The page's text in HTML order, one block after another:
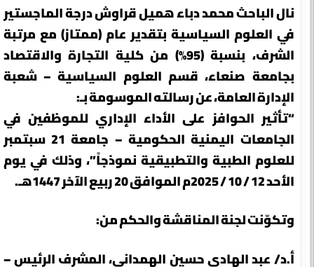
نال الباحث محمد دباء هميل قراوش درجة الماجستير
في العلوم السياسية بتقدير عام (ممتاز) مع مرتبة
الشرف، بنسبة (95%) من كلية التجارة والاقتصاد
بجامعة صنعاء، قسم العلوم السياسية – شعبة
الإدارة العامة، عن رسالته الموسومة بـ:
“تأثير الحوافز على الأداء الإداري للموظفين في
الجامعات اليمنية الحكومية – جامعة 21 سبتمبر
للعلوم الطبية والتطبيقية نموذجاً”، وذلك في يوم
الأحد 12 / 10 / 2025م الموافق 20 ربيع الآخر 1447هـ.
وتكوّنت لجنة المناقشة والحكم من:
أ.د/ عبد الهادي حسين الهمداني، المشرف الرئيس –